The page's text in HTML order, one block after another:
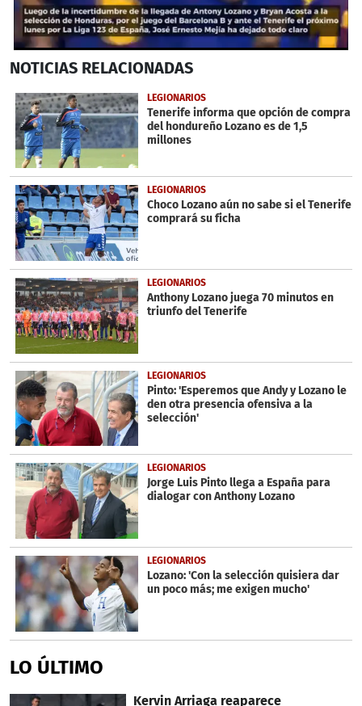
seconds
53
seconds
NOTICIAS RELACIONADAS
LEGIONARIOS
Tenerife informa que opción de compra
del hondureño Lozano es de 1,5
millones
LEGIONARIOS
Choco Lozano aún no sabe si el Tenerife
comprará su ficha
LEGIONARIOS
Anthony Lozano juega 70 minutos en
triunfo del Tenerife
LEGIONARIOS
Pinto: 'Esperemos que Andy y Lozano le
den otra presencia ofensiva a la
selección'
LEGIONARIOS
Jorge Luis Pinto llega a España para
dialogar con Anthony Lozano
LEGIONARIOS
Lozano: 'Con la selección quisiera dar
un poco más; me exigen mucho'
LO ÚLTIMO
Kervin Arriaga reaparece